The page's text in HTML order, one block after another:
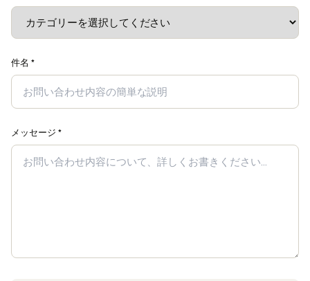
件名 *
メッセージ *